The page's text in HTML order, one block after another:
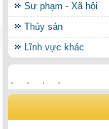
Sư phạm - Xã hội
Thủy sản
Lĩnh vực khác